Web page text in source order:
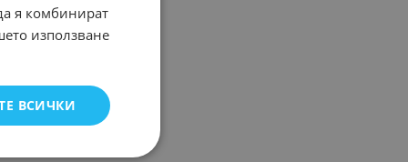
я комбинират
използване
ВСИЧКИ